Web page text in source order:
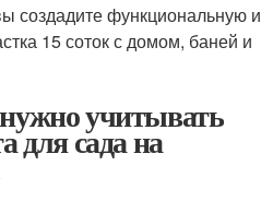
создадите функциональную и
15 соток с домом, баней и
учитывать
для сада на